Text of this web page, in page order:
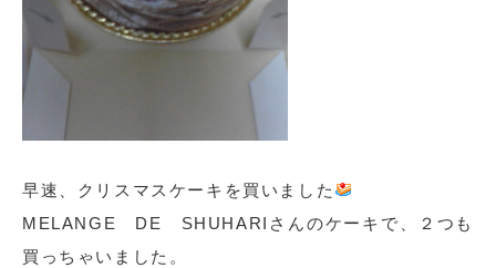
早速、クリスマスケーキを買いました
MELANGE DE SHUHARIさんのケーキで、２つも
買っちゃいました。